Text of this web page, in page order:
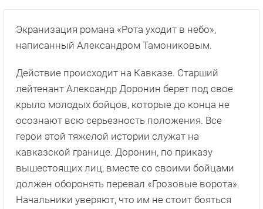
Экранизация романа «Рота уходит в небо»,
написанный Александром Тамониковым.
Действие происходит на Кавказе. Старший
лейтенант Александр Доронин берет под свое
крыло молодых бойцов, которые до конца не
осознают всю серьезность положения. Все
герои этой тяжелой истории служат на
кавказской границе. Доронин, по приказу
вышестоящих лиц, вместе со своими бойцами
должен оборонять перевал «Грозовые ворота».
Начальники уверяют, что им не стоит бояться